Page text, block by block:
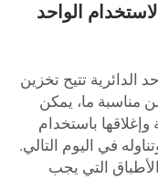
الواحد
الدائرية تتيح تخزين
من مناسبة ما، يمكن
باستخدام
في اليوم التالي.
التي يجب